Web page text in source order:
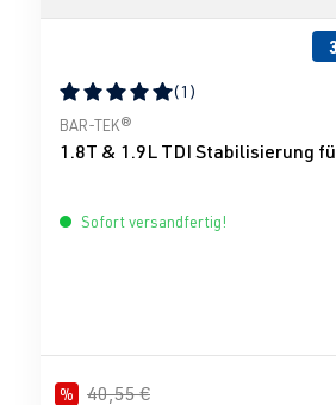
Durchschnittliche Bewertung von
(1)
BAR-TEK®
1.8T & 1.9L TDI Stabilisierung
Sofort versandfertig!
% 40,55 €